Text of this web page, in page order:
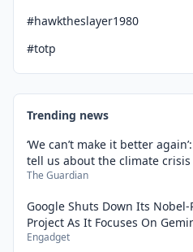
#hawktheslayer1980
#totp
Trending news
‘We can’t make it better
tell us about the climate crisis
The Guardian
Google Shuts Down Its
Project As It Focuses On
Engadget